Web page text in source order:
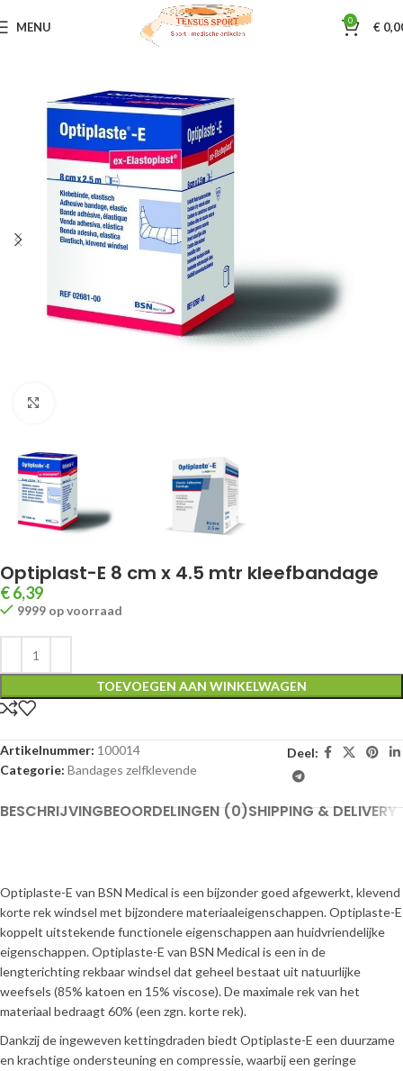
MENU 0 €
Home Sporttape & Bandages Bandages zelfklevende
Optiplast-E 8 cm x 4.5 mtr kleefbandage
€6,39
9999 op voorraad
TOEVOEGEN AAN WINKELWAGEN
Artikelnummer: 100014
Categorie: Bandages zelfklevende
Deel:
BESCHRIJVINGBEOORDELINGEN (0)SHIPPING & DELIVERY
Optiplaste-E van BSN Medical is een bijzonder goed afgewerkt, klevend
korte rek windsel met bijzondere materiaaleigenschappen. Optiplaste-E
koppelt uitstekende functionele eigenschappen aan huidvriendelijke
eigenschappen. Optiplaste-E van BSN Medical is een in de
lengterichting rekbaar windsel dat geheel bestaat uit natuurlijke
weefsels (85% katoen en 15% viscose). De maximale rek van het
materiaal bedraagt 60% (een zgn. korte rek).
Dankzij de ingeweven kettingdraden biedt Optiplaste-E een duurzame
en krachtige ondersteuning en compressie, waarbij een geringe